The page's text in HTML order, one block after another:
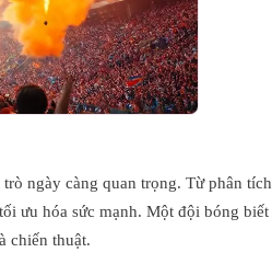
ngày càng quan trọng. Từ phân
ưu hóa sức mạnh. Một đội bóng
chiến thuật.